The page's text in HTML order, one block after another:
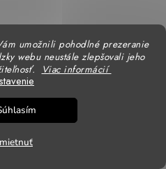
umožnili pohodlné prezeranie
webu neustále zlepšovali jeho
Viac informácií
u dodávateľa